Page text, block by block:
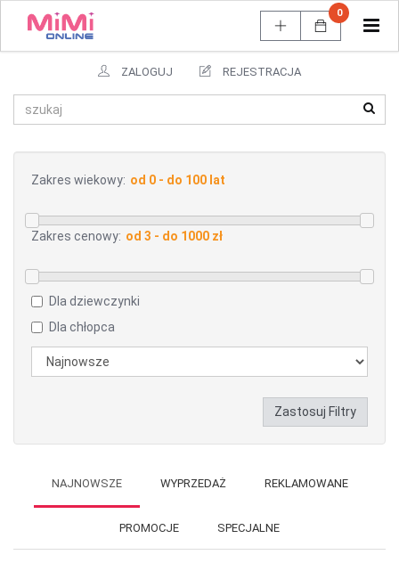
ZALOGUJ REJESTRACJA
0
Zakres wiekowy:
Zakres cenowy:
Dla dziewczynki
Dla chłopca
Zastosuj Filtry
NAJNOWSZE WYPRZEDAŻ REKLAMOWANE
PROMOCJE SPECJALNE